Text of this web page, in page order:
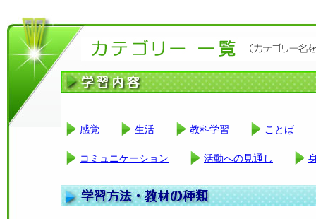
感覚 生活 教科学習 ことば
コミュニケーション 活動への見通し